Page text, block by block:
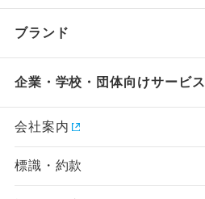
ブランド
企業・学校・団体向けサービス
会社案内
標識・約款